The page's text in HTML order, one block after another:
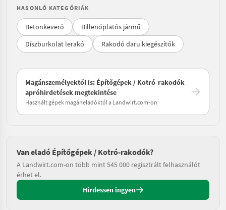
HASONLÓ KATEGÓRIÁK
Betonkeverő
Billenőplatós jármű
Díszburkolat lerakó
Rakodó daru kiegészítők
Magánszemélyektől is: Építőgépek / Kotró-rakodók
apróhirdetések megtekintése
Használt gépek magáneladóktól a Landwirt.com-on
Van eladó Építőgépek / Kotró-rakodók?
A Landwirt.com-on több mint 545 000 regisztrált felhasználót
érhet el.
Hirdessen ingyen